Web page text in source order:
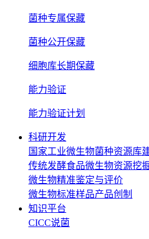
菌种专属保藏
菌种公开保藏
细胞库长期保藏
能力验证
能力验证计划
科研开发
国家工业微生物菌种资源库
传统发酵食品微生物资源挖
微生物精准鉴定与评价
微生物标准样品产品创制
知识平台
CICC说菌